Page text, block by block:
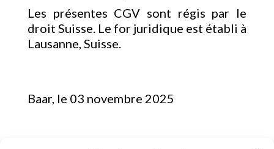
Les présentes CGV sont régis par le
droit Suisse. Le for juridique est établi à
Lausanne, Suisse.
Baar, le 03 novembre 2025